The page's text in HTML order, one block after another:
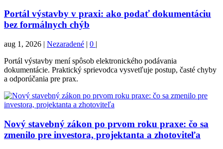
Portál výstavby v praxi: ako podať dokumentáciu
bez formálnych chýb
aug 1, 2026 | Nezaradené | 0 |
Portál výstavby mení spôsob elektronického podávania
dokumentácie. Praktický sprievodca vysvetľuje postup, časté chyby
a odporúčania pre prax.
Nový stavebný zákon po prvom roku praxe: čo sa
zmenilo pre investora, projektanta a zhotoviteľa